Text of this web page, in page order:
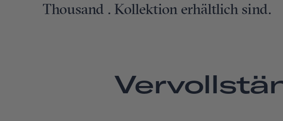
Thousand . Kollektion erhältlich sind.